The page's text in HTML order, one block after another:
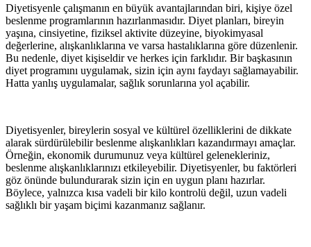
Diyetisyenle çalışmanın en büyük avantajlarından biri, kişiye özel
beslenme programlarının hazırlanmasıdır. Diyet planları, bireyin
yaşına, cinsiyetine, fiziksel aktivite düzeyine, biyokimyasal
değerlerine, alışkanlıklarına ve varsa hastalıklarına göre düzenlenir.
Bu nedenle, diyet kişiseldir ve herkes için farklıdır. Bir başkasının
diyet programını uygulamak, sizin için aynı faydayı sağlamayabilir.
Hatta yanlış uygulamalar, sağlık sorunlarına yol açabilir.
Diyetisyenler, bireylerin sosyal ve kültürel özelliklerini de dikkate
alarak sürdürülebilir beslenme alışkanlıkları kazandırmayı amaçlar.
Örneğin, ekonomik durumunuz veya kültürel gelenekleriniz,
beslenme alışkanlıklarınızı etkileyebilir. Diyetisyenler, bu faktörleri
göz önünde bulundurarak sizin için en uygun planı hazırlar.
Böylece, yalnızca kısa vadeli bir kilo kontrolü değil, uzun vadeli
sağlıklı bir yaşam biçimi kazanmanız sağlanır.